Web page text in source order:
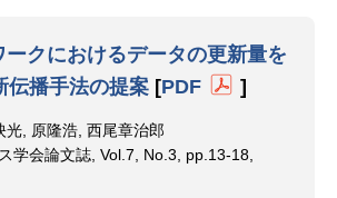
ークにおけるデータの更新量を
伝播手法の提案 [PDF ]
光, 原隆浩, 西尾章治郎
学会論文誌, Vol.7, No.3, pp.13-18,